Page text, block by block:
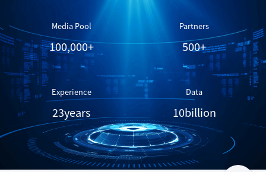
Media Pool
100,000+
Partners
500+
Experience
23years
Data
10billion